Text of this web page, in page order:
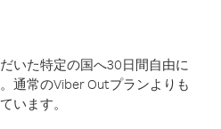
いた特定の国へ30日間自由に
通常のViber Outプランよりも
います。